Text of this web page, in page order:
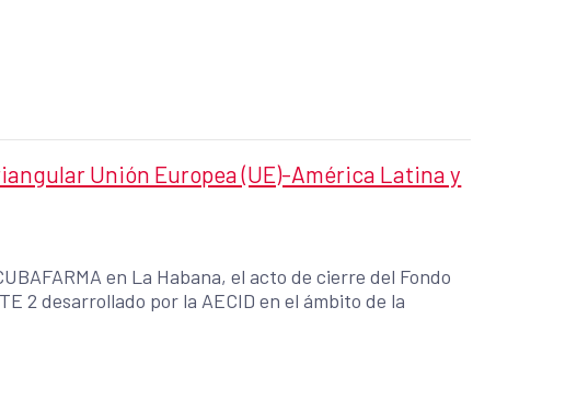
Unión Europea (UE)-América Latina y
en La Habana, el acto de cierre del Fondo
2 desarrollado por la AECID en el ámbito de la